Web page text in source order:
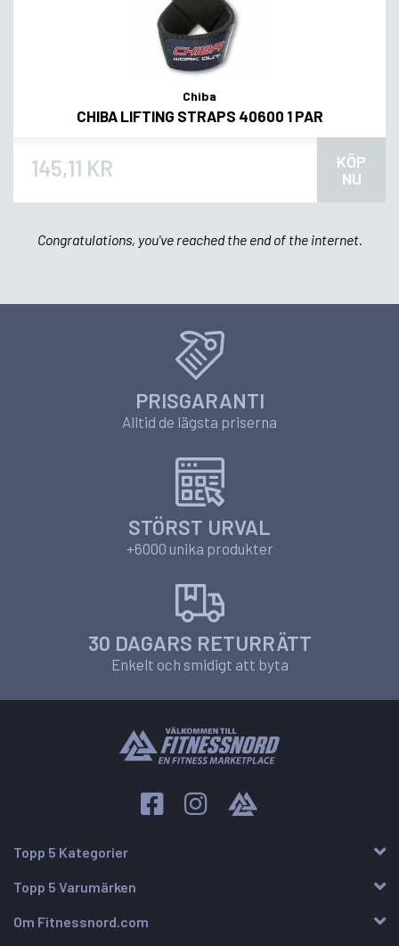
Chiba
CHIBA LIFTING STRAPS 40600 1 PAR
145,11 KR
KÖP
NU
Congratulations, you've reached the end of the internet.
PRISGARANTI
Alltid de lägsta priserna
STÖRST URVAL
+6000 unika produkter
30 DAGARS RETURRÄTT
Enkelt och smidigt att byta
Topp 5 Kategorier
Topp 5 Varumärken
Om Fitnessnord.com